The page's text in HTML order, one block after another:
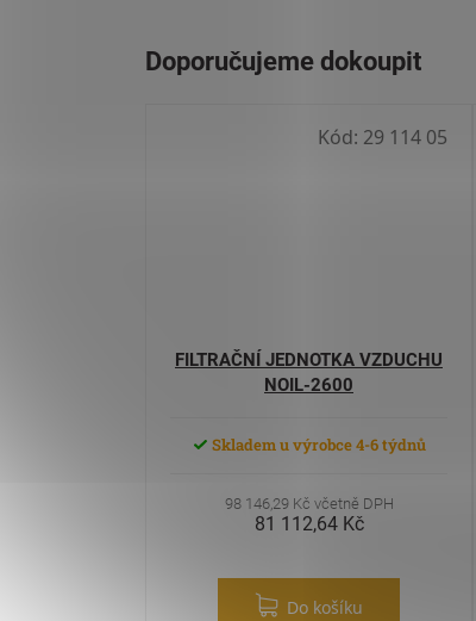
FILTRAČNÍ JEDNOTKA VZDUCHU
NOIL-2600
Skladem u výrobce 4-6 týdnů
98 146,29 Kč včetně DPH
81 112,64 Kč
Do košíku
Kód: 29 114 05